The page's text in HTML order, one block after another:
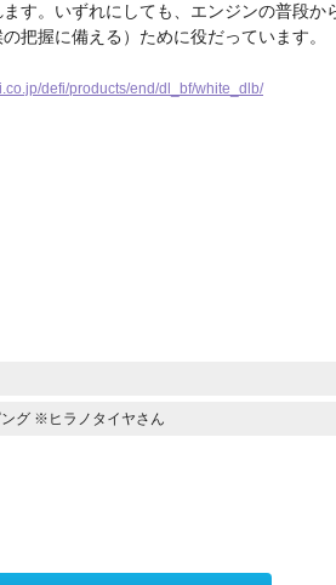
す。いずれにしても、エンジンの普段か
把握に備える）ために役だっています。
defi/products/end/dl_bf/white_dlb/
グ ※ヒラノタイヤさん